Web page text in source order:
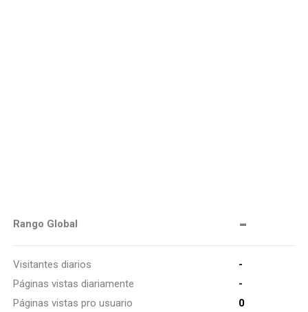
Rango Global -
Visitantes diarios
-
Páginas vistas diariamente
-
Páginas vistas pro usuario
0